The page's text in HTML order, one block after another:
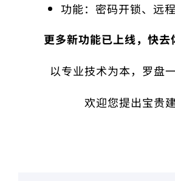
功能：密码开锁、远
更多新功能已上线，快去
以专业技术为本，罗盘
欢迎您提出宝贵